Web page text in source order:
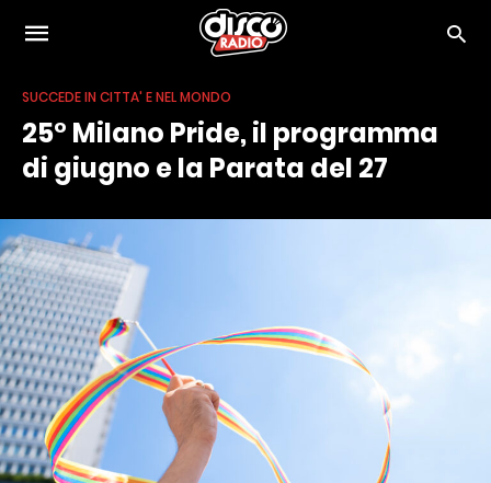
SUCCEDE IN CITTA' E NEL MONDO
25° Milano Pride, il programma
di giugno e la Parata del 27